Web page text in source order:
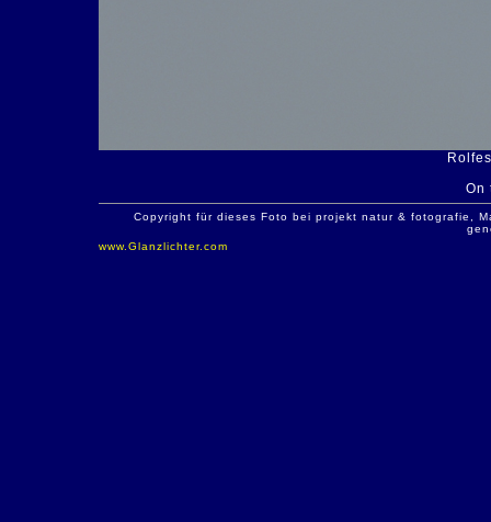
On
Copyright für dieses Foto bei projekt natur & fotografie,
www.Glanzlichter.com